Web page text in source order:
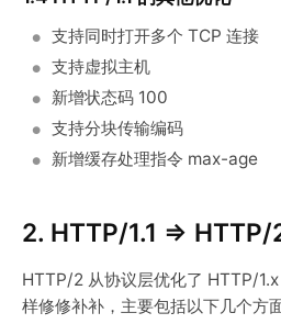
支持同时打开多个 TCP 连接
支持虚拟主机
新增状态码 100
支持分块传输编码
新增缓存处理指令 max-age
2. HTTP/1.1 => HTTP/
HTTP/2 从协议层优化了 HTTP/
样修修补补，主要包括以下几个方面